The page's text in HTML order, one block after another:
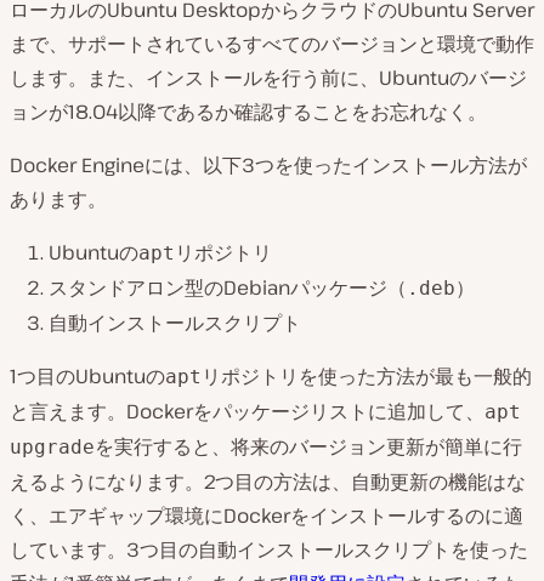
ローカルのUbuntu DesktopからクラウドのUbuntu Server
まで、サポートされているすべてのバージョンと環境で動作
します。また、インストールを行う前に、Ubuntuのバージ
ョンが18.04以降であるか確認することをお忘れなく。
Docker Engineには、以下3つを使ったインストール方法が
あります。
Ubuntuのapt リポジトリ
スタンドアロン型のDebianパッケージ（ .deb）
自動インストールスクリプト
1つ目のUbuntuのapt リポジトリを使った方法が最も一般的
と言えます。Dockerをパッケージリストに追加して、
apt
upgradeを実行すると、将来のバージョン更新が簡単に行
えるようになります。2つ目の方法は、自動更新の機能はな
く、エアギャップ環境にDockerをインストールするのに適
しています。3つ目の自動インストールスクリプトを使った